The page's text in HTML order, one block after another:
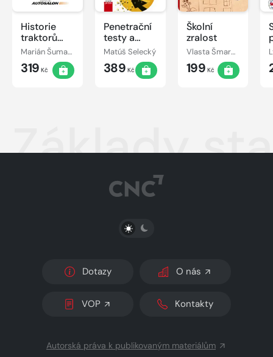
Historie
traktorů
Zetor
Marián Šuman-Hreblay
319 Kč
Penetrační
testy a
exploitace
Matúš Selecký
389 Kč
Školní
zralost
Vlasta Šmardová, Jiřina Bednářová
199 Kč
Základy
PŘEPNOUT SVĚTLÝ/TMAVÝ REŽIM
Dotazy O nás
VOP Kontakty
Autorská práva k publikovaným materiálům